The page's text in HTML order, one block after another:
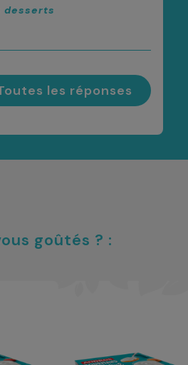
desserts
les réponses
goûtés ? :